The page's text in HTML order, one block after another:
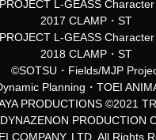
L-GEASS
2017 CLAMP・ST
L-GEASS
2018 CLAMP・ST
©SOTSU・Fields/MJP
Planning・TOEI
PRODUCTIONS ©2021
PRODUCTION
COMPANY, LTD. All Rights